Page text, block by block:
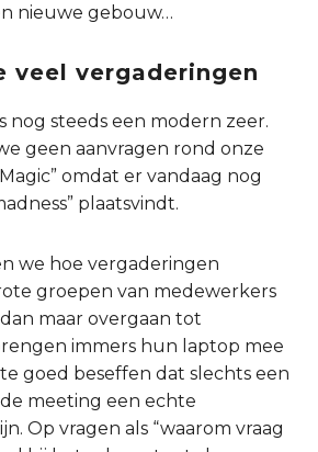
nieuwe gebouw…
veel vergaderingen
nog steeds een modern zeer.
geen aanvragen rond onze
omdat er vandaag nog
plaatsvindt.
we hoe vergaderingen
groepen van medewerkers
maar overgaan tot
immers hun laptop mee
goed beseffen dat slechts een
meeting een echte
Op vragen als “waarom vraag